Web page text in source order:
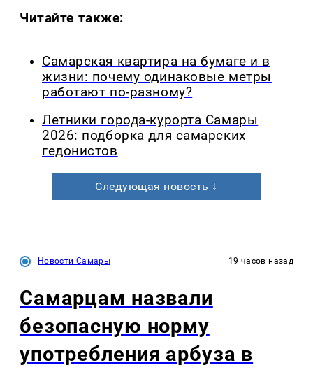
Читайте также:
Самарская квартира на бумаге и в
жизни: почему одинаковые метры
работают по-разному?
Летники города-курорта Самары
2026: подборка для самарских
гедонистов
Следующая новость ↓
Новости Самары 19 часов назад
Самарцам назвали
безопасную норму
употребления арбуза в